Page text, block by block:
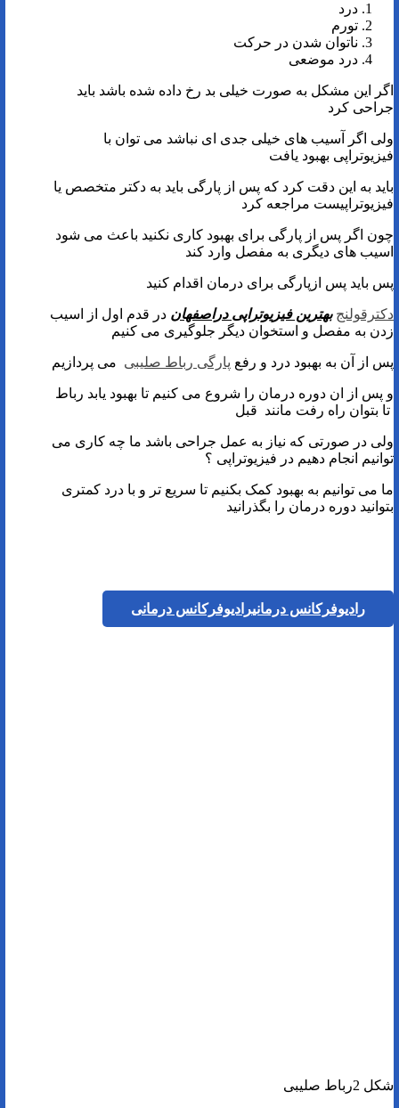
درد
تورم
ناتوان شدن در حرکت
درد موضعی
اگر این مشکل به صورت خیلی بد رخ داده شده باشد باید
جراحی کرد
ولی اگر آسیب های خیلی جدی ای نباشد می توان با
فیزیوتراپی بهبود یافت
باید به این دقت کرد که پس از پارگی باید به دکتر متخصص یا
فیزیوتراپیست مراجعه کرد
چون اگر پس از پارگی برای بهبود کاری نکنید باعث می شود
اسیب های دیگری به مفصل وارد کند
پس باید پس ازپارگی برای درمان اقدام کنید
دکترقولنج بهترین فیزیوتراپی دراصفهان در قدم اول از اسیب
زدن به مفصل و استخوان دیگر جلوگیری می کنیم
پس از آن به بهبود درد و رفع پارگی رباط صلیبی می پردازیم
و پس از ان دوره درمان را شروع می کنیم تا بهبود یابد رباط
تا بتوان راه رفت مانند قبل
ولی در صورتی که نیاز به عمل جراحی باشد ما چه کاری می
توانیم انجام دهیم در فیزیوتراپی ؟
ما می توانیم به بهبود کمک بکنیم تا سریع تر و با درد کمتری
بتوانید دوره درمان را بگذرانید
رادیوفرکانس درمانیرادیوفرکانس درمانی
شکل 2رباط صلیبی